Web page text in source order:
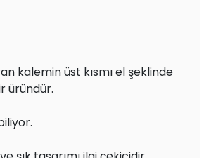
kalemin üst kısmı el şeklinde
üründür.